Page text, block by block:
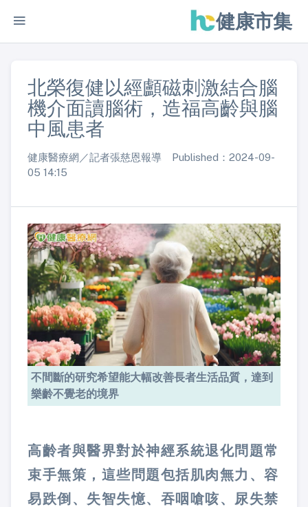
健康市集
北榮復健以經顱磁刺激結合腦
機介面讀腦術，造福高齡與腦
中風患者
健康醫療網／記者張慈恩報導 Published：2024-09-
05 14:15
不間斷的研究希望能大幅改善長者生活品質，達到
樂齡不覺老的境界
高齡者與醫界對於神經系統退化問題常
束手無策，這些問題包括肌肉無力、容
易跌倒、失智失憶、吞咽嗆咳、尿失禁